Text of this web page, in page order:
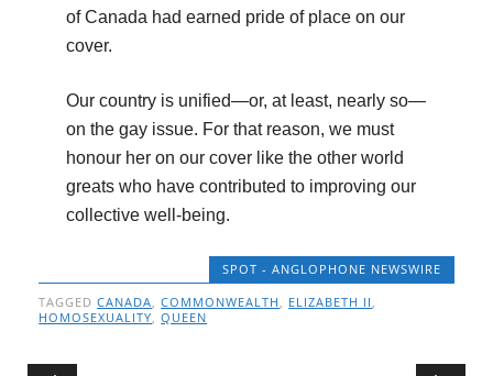
of Canada had earned pride of place on our
cover.
Our country is unified—or, at least, nearly so—
on the gay issue. For that reason, we must
honour her on our cover like the other world
greats who have contributed to improving our
collective well-being.
SPOT - ANGLOPHONE NEWSWIRE
TAGGEDCANADA,COMMONWEALTH , ELIZABETH II ,
HOMOSEXUALITY,QUEEN